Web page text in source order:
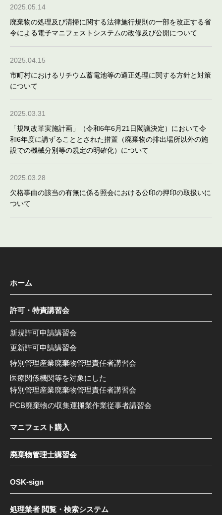
2025.05.14
廃棄物の処理及び清掃に関する法律施行規則の一部を改正する省
令による電子マニフェストシステムの改修及び公開について
2025.04.15
市町村におけるリチウム蓄電池等の適正処理に関する方針と対策
について
2025.03.31
「規制改革実施計画」（令和6年6月21日閣議決定）において令
和6年度に講ずることとされた措置（廃棄物の排出場所以外の施
設での機械分別等の規定の明確化）について
2025.03.28
欠格事由の該当の有無に係る照会における公印の押印の取扱いに
ついて
ホーム
許可・特責講習会
新規許可申請講習会
更新許可申請講習会
特別管理産業廃棄物管理責任者講習会
医療関係機関等を対象にした
特別管理産業廃棄物管理責任者講習会
PCB廃棄物の収集運搬業作業従事者講習会
マニフェスト購入
廃棄物管理士講習会
OSK-sign
処理業者 閲覧・検索システム